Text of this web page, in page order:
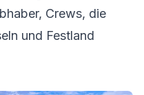
Crews, die
und Festland